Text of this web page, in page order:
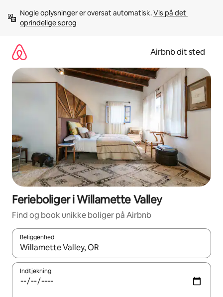
videre
Nogle oplysninger er oversat automatisk. Vis på det
oprindelige sprog
Airbnb dit sted
Ferieboliger i Willamette Valley
Find og book unikke boliger på Airbnb
Beliggenhed
Når resultaterne er tilgængelige, skal du navigere med
Indtjekning